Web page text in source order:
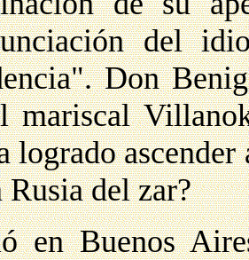
del
Don
mariscal
logrado
Rusia del zar?
en Buenos